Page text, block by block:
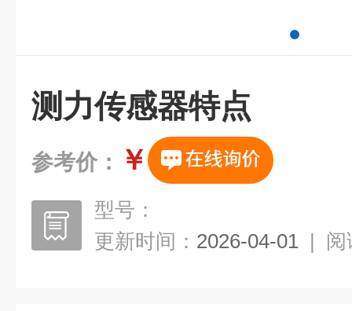
测力传感器特点
参考价： ￥
型号：
更新时间： 2026-04-01 | 阅